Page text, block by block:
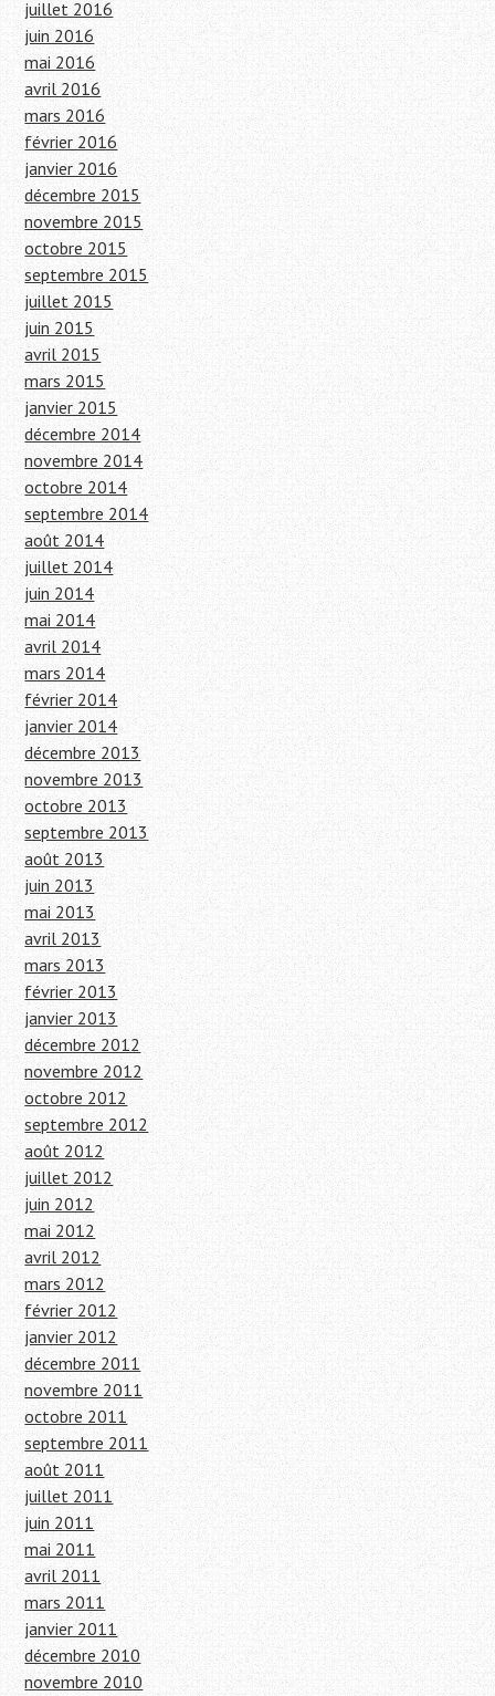
juillet 2016
juin 2016
mai 2016
avril 2016
mars 2016
février 2016
janvier 2016
décembre 2015
novembre 2015
octobre 2015
septembre 2015
juillet 2015
juin 2015
avril 2015
mars 2015
janvier 2015
décembre 2014
novembre 2014
octobre 2014
septembre 2014
août 2014
juillet 2014
juin 2014
mai 2014
avril 2014
mars 2014
février 2014
janvier 2014
décembre 2013
novembre 2013
octobre 2013
septembre 2013
août 2013
juin 2013
mai 2013
avril 2013
mars 2013
février 2013
janvier 2013
décembre 2012
novembre 2012
octobre 2012
septembre 2012
août 2012
juillet 2012
juin 2012
mai 2012
avril 2012
mars 2012
février 2012
janvier 2012
décembre 2011
novembre 2011
octobre 2011
septembre 2011
août 2011
juillet 2011
juin 2011
mai 2011
avril 2011
mars 2011
janvier 2011
décembre 2010
novembre 2010